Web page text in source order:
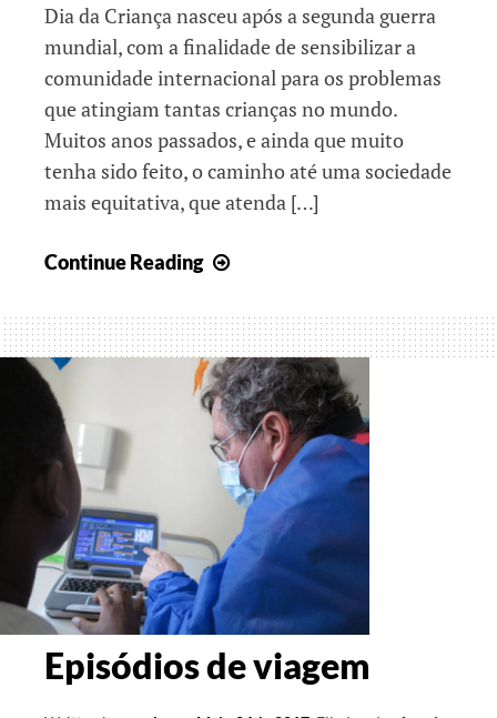
Dia da Criança nasceu após a segunda guerra
mundial, com a finalidade de sensibilizar a
comunidade internacional para os problemas
que atingiam tantas crianças no mundo.
Muitos anos passados, e ainda que muito
tenha sido feito, o caminho até uma sociedade
mais equitativa, que atenda […]
Continue Reading
Criança
Episódios de viagem